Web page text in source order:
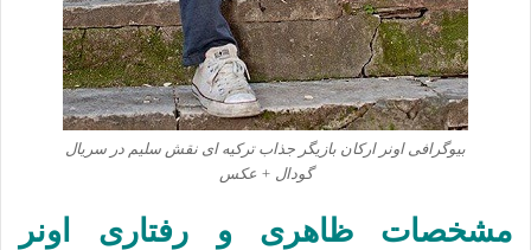
بیوگرافی اونر ارکان بازیگر جذاب ترکیه ای نقش سلیم در سریال
گودال + عکس
مشخصات ظاهری و رفتاری اونر